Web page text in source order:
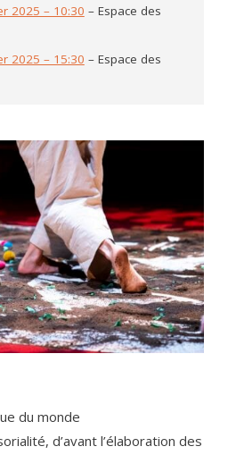
2025 – 10:30 – Espace des
2025 – 15:30 – Espace des
du monde
d’avant l’élaboration des